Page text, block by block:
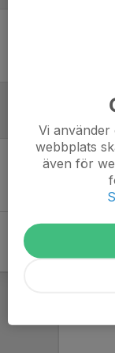
Inför match
Vi
webbplats
även för